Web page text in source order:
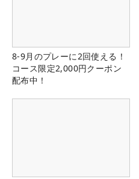
8-9月のプレーに2回使える！
コース限定2,000円クーポン
配布中！